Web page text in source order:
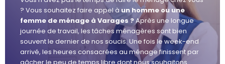
? Vous souhaitez faire appel àun homme ou une
femme de ménage à Varages ?Après une longue
journée de travail, les tâches ménagères sont bien
souvent le dernier de nos soucis. Une fois le week-end
arrivé, les heures consacrées au ménage finissent par